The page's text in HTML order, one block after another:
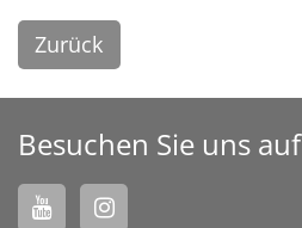
Zurück
Besuchen Sie uns auf